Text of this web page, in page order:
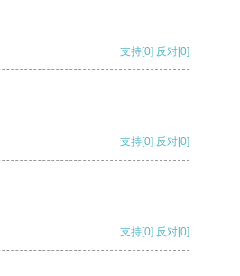
支持[0] 反对[0]
支持[0] 反对[0]
支持[0] 反对[0]